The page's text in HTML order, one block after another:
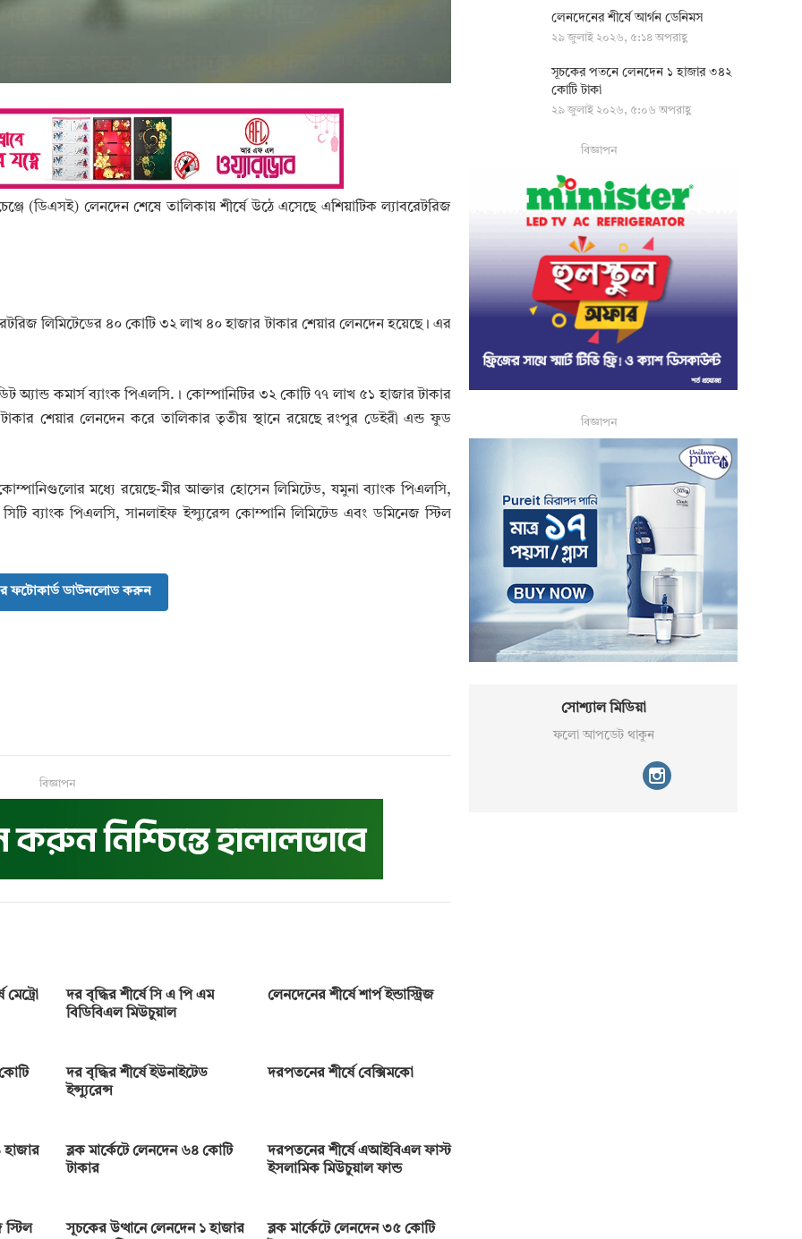
(ডিএসই) লেনদেন শেষে তালিকায় শীর্ষে উঠে এসেছে এশিয়াটিক ল্যাবরেটরিজ
লিমিটেডের ৪০ কোটি ৩২ লাখ ৪০ হাজার টাকার শেয়ার লেনদেন হয়েছে। এর
অ্যান্ড কমার্স ব্যাংক পিএলসি.। কোম্পানিটির ৩২ কোটি ৭৭ লাখ ৫১ হাজার টাকার
শেয়ার লেনদেন করে তালিকার তৃতীয় স্থানে রয়েছে রংপুর ডেইরী এন্ড ফুড
মধ্যে রয়েছে-মীর আক্তার হোসেন লিমিটেড, যমুনা ব্যাংক পিএলসি,
ব্যাংক পিএলসি, সানলাইফ ইন্স্যুরেন্স কোম্পানি লিমিটেড এবং ডমিনেজ স্টিল
ফটোকার্ড ডাউনলোড করুন
বিজ্ঞাপন
মেট্রো
দর বৃদ্ধির শীর্ষে সি এ পি এম
বিডিবিএল মিউচুয়াল
লেনদেনের শীর্ষে শার্প ইন্ডাস্ট্রিজ
দর বৃদ্ধির শীর্ষে ইউনাইটেড
ইন্স্যুরেন্স
দরপতনের শীর্ষে বেক্সিমকো
ব্লক মার্কেটে লেনদেন ৬৪ কোটি
টাকার
দরপতনের শীর্ষে এআইবিএল ফাস্ট
ইসলামিক মিউচুয়াল ফান্ড
স্টিল সূচকের উত্থানে লেনদেন ১ হাজার ব্লক মার্কেটে লেনদেন ৩৫ কোটি
লেনদেনের শীর্ষে আর্গন ডেনিমস
২৯ জুলাই ২০২৬, ৫:১৪ অপরাহ্ণ
সূচকের পতনে লেনদেন ১ হাজার ৩৪২
কোটি টাকা
২৯ জুলাই ২০২৬, ৫:০৬ অপরাহ্ণ
বিজ্ঞাপন
বিজ্ঞাপন
সোশ্যাল মিডিয়া
ফলো আপডেট থাকুন